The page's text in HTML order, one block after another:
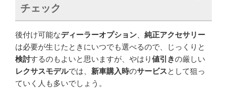
チェック
後付け可能なディーラーオプション
純正アクセサリー
は必要が生じたときにいつでも選べるので、じっくりと
検討するのもよいと思いますが、やはり値引きの厳しい
レクサスモデルでは、 新車購入時のサービスとして狙っ
ていく人も多いでしょう。